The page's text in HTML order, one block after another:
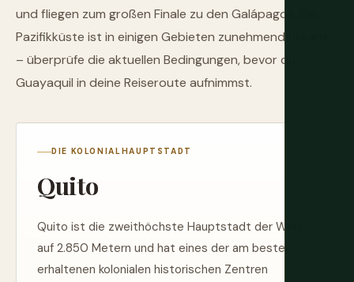
und fliegen zum großen Finale zu den Galápagos. Die
Pazifikküste ist in einigen Gebieten zunehmend riskant
– überprüfe die aktuellen Bedingungen, bevor du
Guayaquil in deine Reiseroute aufnimmst.
DIE KOLONIALHAUPTSTADT
Quito
Quito ist die zweithöchste Hauptstadt der Welt
auf 2.850 Metern und hat eines der am besten
erhaltenen kolonialen historischen Zentren